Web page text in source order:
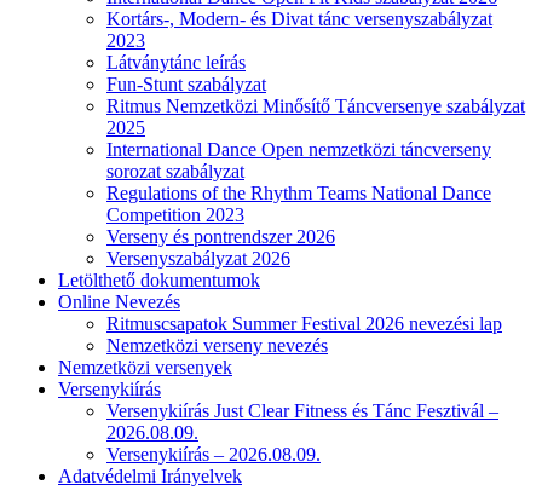
Kortárs-, Modern- és Divat tánc versenyszabályzat
2023
Látványtánc leírás
Fun-Stunt szabályzat
Ritmus Nemzetközi Minősítő Táncversenye szabályzat
2025
International Dance Open nemzetközi táncverseny
sorozat szabályzat
Regulations of the Rhythm Teams National Dance
Competition 2023
Verseny és pontrendszer 2026
Versenyszabályzat 2026
Letölthető dokumentumok
Online Nevezés
Ritmuscsapatok Summer Festival 2026 nevezési lap
Nemzetközi verseny nevezés
Nemzetközi versenyek
Versenykiírás
Versenykiírás Just Clear Fitness és Tánc Fesztivál –
2026.08.09.
Versenykiírás – 2026.08.09.
Adatvédelmi Irányelvek